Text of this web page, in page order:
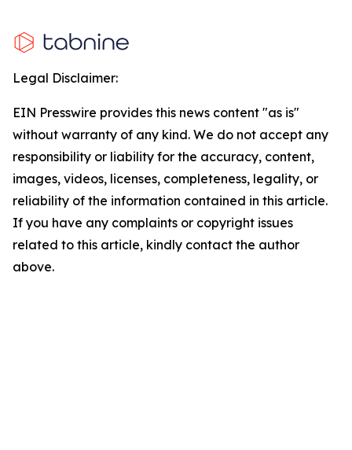
Legal Disclaimer:
EIN Presswire provides this news content "as is"
without warranty of any kind. We do not accept any
responsibility or liability for the accuracy, content,
images, videos, licenses, completeness, legality, or
reliability of the information contained in this article.
If you have any complaints or copyright issues
related to this article, kindly contact the author
above.